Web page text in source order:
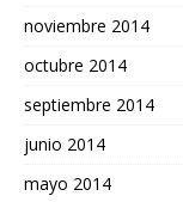
noviembre 2014
octubre 2014
septiembre 2014
junio 2014
mayo 2014